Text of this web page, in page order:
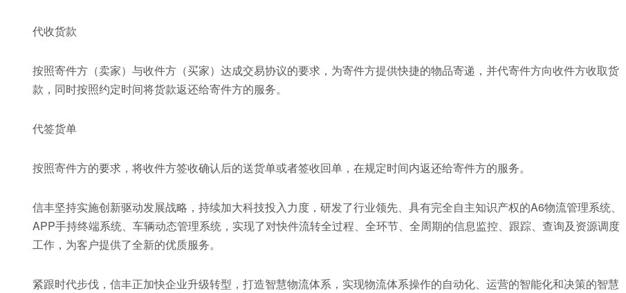
代收货款
按照寄件方（卖家）与收件方（买家）达成交易协议的要求，为寄件方提供快捷的物品寄递，并代寄件方向收件方收取货
款，同时按照约定时间将货款返还给寄件方的服务。
代签货单
按照寄件方的要求，将收件方签收确认后的送货单或者签收回单，在规定时间内返还给寄件方的服务。
信丰坚持实施创新驱动发展战略，持续加大科技投入力度，研发了行业领先、具有完全自主知识产权的A6物流管理系统、
APP手持终端系统、车辆动态管理系统，实现了对快件流转全过程、全环节、全周期的信息监控、跟踪、查询及资源调度
工作，为客户提供了全新的优质服务。
紧跟时代步伐，信丰正加快企业升级转型，打造智慧物流体系，实现物流体系操作的自动化、运营的智能化和决策的智慧